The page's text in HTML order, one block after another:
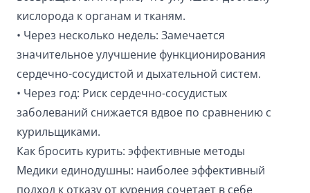
кислорода к органам и тканям.
• Через несколько недель: Замечается
значительное улучшение функционирования
сердечно-сосудистой и дыхательной систем.
• Через год: Риск сердечно-сосудистых
заболеваний снижается вдвое по сравнению с
курильщиками.
Как бросить курить: эффективные методы
Медики единодушны: наиболее эффективный
подход к отказу от курения сочетает в себе